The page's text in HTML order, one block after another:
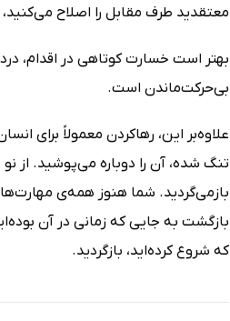
معتقدید طرف مقابل را اصلاح
بهتر است خسارت کوتاهی در اقدام،
بی‌حرکت‌ماندن است.
علاوه‌بر این، رها‌کردن معمولاً برای
تنگ شده، آن را دوباره می‌پوشید. از
بازمی‌گردید. شما هنوز همه‌ی
بازگشت به جایی که زمانی در آن
که شروع کرده‌اید، بازگردید.